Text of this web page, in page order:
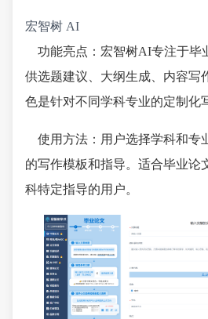
宏智树 AI
功能亮点：宏智树AI专注于毕
供选题建议、大纲生成、内容写
色是针对不同学科专业的定制化
使用方法：用户选择学科和专
的写作模板和指导。适合毕业论
科特定指导的用户。